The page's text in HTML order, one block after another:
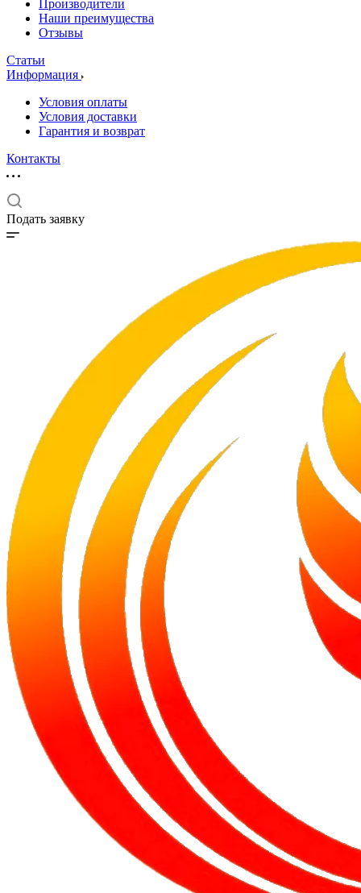
Производители
Наши преимущества
Отзывы
Статьи
Информация
Условия оплаты
Условия доставки
Гарантия и возврат
Контакты
Подать заявку